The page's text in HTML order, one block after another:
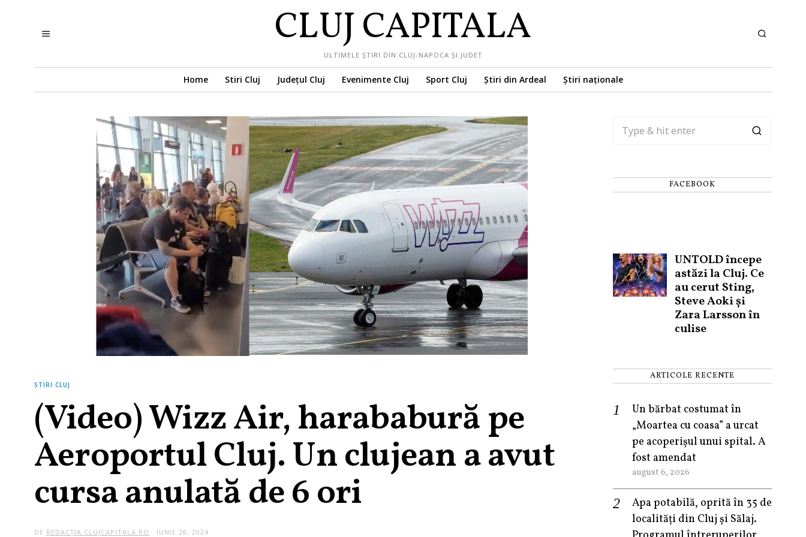
CLUJ CAPITALA
ULTIMELE ȘTIRI DIN CLUJ-NAPOCA ȘI JUDEȚ
Home Stiri Cluj Județul Cluj Evenimente Cluj Sport Cluj Știri din Ardeal Știri naționale
STIRI CLUJ
(Video) Wizz Air, harababură pe
Aeroportul Cluj. Un clujean a avut
cursa anulată de 6 ori
DE REDACȚIA CLUJCAPITALA.RO IUNIE 28, 2024
FACEBOOK
UNTOLD începe
astăzi la Cluj. Ce
au cerut Sting,
Steve Aoki și
Zara Larsson în
culise
ARTICOLE RECENTE
Un bărbat costumat în
„Moartea cu coasa” a urcat
pe acoperișul unui spital. A
fost amendat
august 6, 2026
Apa potabilă, oprită în 35 de
localități din Cluj și Sălaj.